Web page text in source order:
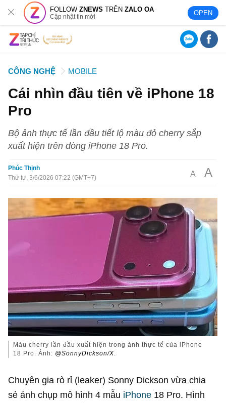
FOLLOWZNEWS TRÊNZALO OA
Cập nhật tin mới OPEN
CÔNG NGHỆ MOBILE
Cái nhìn đầu tiên về iPhone 18
Pro
Bộ ảnh thực tế lần đầu tiết lộ màu đỏ cherry sắp
xuất hiện trên dòng iPhone 18 Pro.
Phúc Thịnh
Thứ tư, 3/6/2026 07:22 (GMT+7)
A A
Màu cherry lần đầu xuất hiện trong ảnh thực tế của iPhone
18 Pro. Ảnh: @SonnyDickson/X.
Chuyên gia rò rỉ (leaker) Sonny Dickson vừa chia
sẻ ảnh chụp mô hình 4 mẫu iPhone 18 Pro. Hình